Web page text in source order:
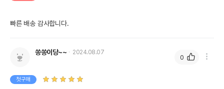
빠른 배송 감사합니다.
쏭쏭이당~~ 2024.08.07
첫구매
0